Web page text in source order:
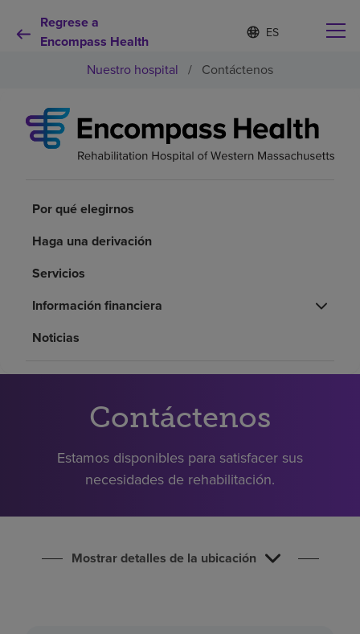
Regrese a
Encompass Health
Lista
de
contraída
d
o
s
e
e
Por qué debe elegirnos
Pacientes y cuidadores
Recursos de salud
Buscar un centro
Pagar mi factura
Nuestro hospital / Contáctenos
Por qué elegirnos
Haga una derivación
Servicios
Información financiera
Noticias
Contáctenos
Estamos disponibles para satisfacer sus
necesidades de rehabilitación.
Mostrar detalles de la ubicación